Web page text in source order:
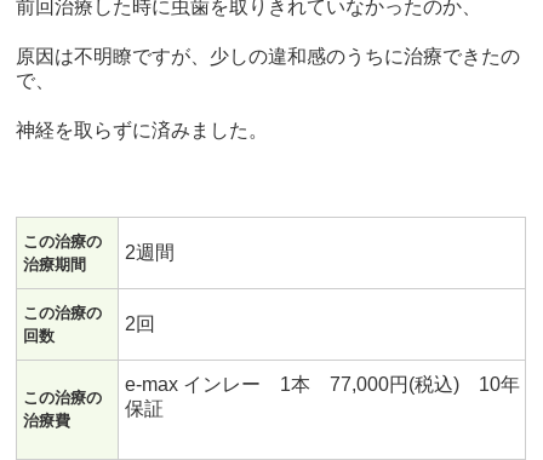
前回治療した時に虫歯を取りきれていなかったのか、
原因は不明瞭ですが、少しの違和感のうちに治療できたの
で、
神経を取らずに済みました。
この治療の
治療期間
2週間
この治療の
回数
2回
この治療の
治療費
e-max インレー 1本 77,000円(税込) 10年
保証